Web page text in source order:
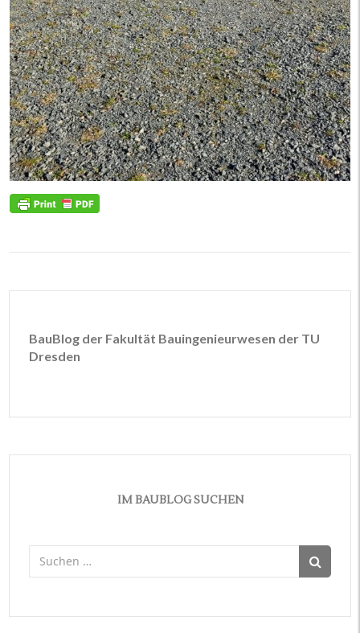
BauBlog der Fakultät Bauingenieurwesen der TU
Dresden
IM BAUBLOG SUCHEN
Suchen
nach: